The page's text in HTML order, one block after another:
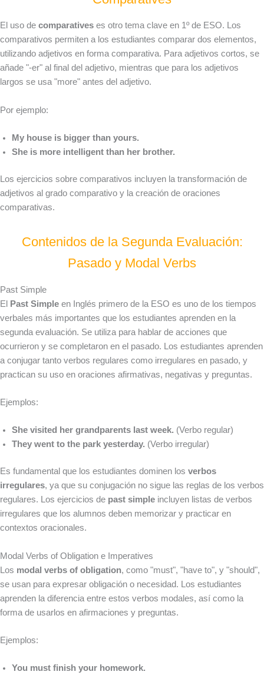
El uso de comparatives es otro tema clave en 1º de ESO. Los
comparativos permiten a los estudiantes comparar dos elementos,
utilizando adjetivos en forma comparativa. Para adjetivos cortos, se
añade "-er" al final del adjetivo, mientras que para los adjetivos
largos se usa "more" antes del adjetivo.
Por ejemplo:
My house is bigger than yours.
She is more intelligent than her brother.
Los ejercicios sobre comparativos incluyen la transformación de
adjetivos al grado comparativo y la creación de oraciones
comparativas.
Contenidos de la Segunda Evaluación:
Pasado y Modal Verbs
Past Simple
El
Past Simple en Inglés primero de la ESO es uno de los tiempos
verbales más importantes que los estudiantes aprenden en la
segunda evaluación. Se utiliza para hablar de acciones que
ocurrieron y se completaron en el pasado. Los estudiantes aprenden
a conjugar tanto verbos regulares como irregulares en pasado, y
practican su uso en oraciones afirmativas, negativas y preguntas.
Ejemplos:
She visited her grandparents last week. (Verbo regular)
They went to the park yesterday. (Verbo irregular)
Es fundamental que los estudiantes dominen los verbos
irregulares, ya que su conjugación no sigue las reglas de los verbos
regulares. Los ejercicios de past simple incluyen listas de verbos
irregulares que los alumnos deben memorizar y practicar en
contextos oracionales.
Modal Verbs of Obligation e Imperatives
Los modal verbs of obligation, como "must", "have to", y "should",
se usan para expresar obligación o necesidad. Los estudiantes
aprenden la diferencia entre estos verbos modales, así como la
forma de usarlos en afirmaciones y preguntas.
Ejemplos:
You must finish your homework.